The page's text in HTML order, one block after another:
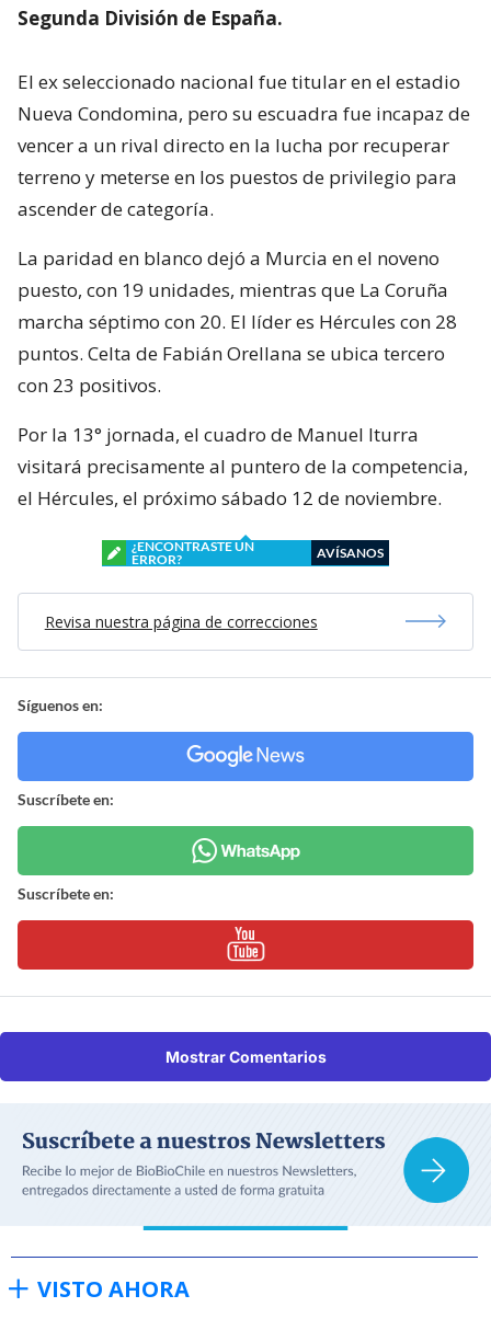
Segunda División de España.
El ex seleccionado nacional fue titular en el estadio
Nueva Condomina, pero su escuadra fue incapaz de
vencer a un rival directo en la lucha por recuperar
terreno y meterse en los puestos de privilegio para
ascender de categoría.
La paridad en blanco dejó a Murcia en el noveno
puesto, con 19 unidades, mientras que La Coruña
marcha séptimo con 20. El líder es Hércules con 28
puntos. Celta de Fabián Orellana se ubica tercero
con 23 positivos.
Por la 13° jornada, el cuadro de Manuel Iturra
visitará precisamente al puntero de la competencia,
el Hércules, el próximo sábado 12 de noviembre.
¿ENCONTRASTE UN
ERROR?
AVÍSANOS
Revisa nuestra página de correcciones
Síguenos en:
Suscríbete en:
Suscríbete en:
Mostrar Comentarios
VISTO AHORA